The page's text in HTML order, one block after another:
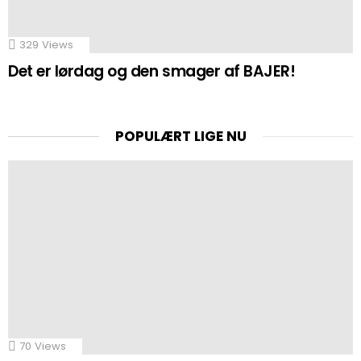
329 Views
Det er lørdag og den smager af BAJER!
POPULÆRT LIGE NU
70 Views